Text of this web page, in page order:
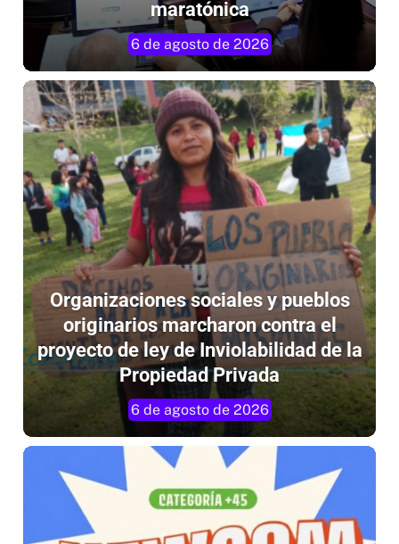
6 de agosto de 2026
Organizaciones sociales y pueblos
originarios marcharon contra el
proyecto de ley de Inviolabilidad de la
Propiedad Privada
6 de agosto de 2026